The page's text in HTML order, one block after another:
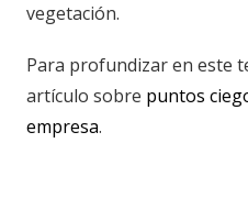
vegetación.
Para profundizar en este
artículo sobre puntos
empresa.